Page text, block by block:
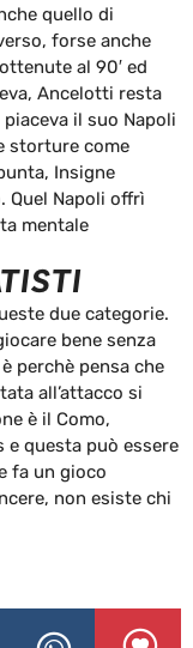
quello di
forse anche
al 90′ ed
Ancelotti resta
il suo Napoli
storture come
Insigne
Napoli offrì
mentale
due categorie.
bene senza
perchè pensa che
all’attacco si
è il Como,
e questa può essere
fa un gioco
non esiste chi